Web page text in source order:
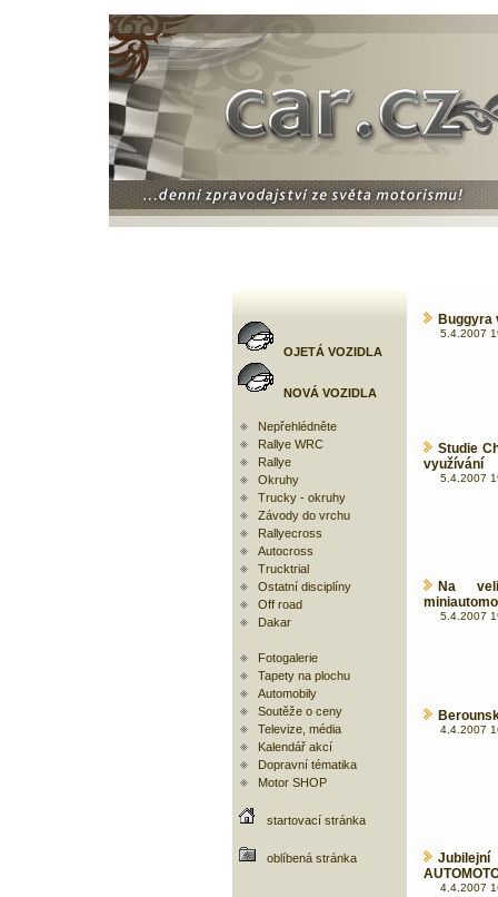
OJETÁ VOZIDLA
NOVÁ VOZIDLA
Nepřehlédněte
Rallye WRC
Rallye
Okruhy
Trucky - okruhy
Závody do vrchu
Rallyecross
Autocross
Trucktrial
Ostatní disciplíny
Off road
Dakar
Fotogalerie
Tapety na plochu
Automobily
Soutěže o ceny
Televize, média
Kalendář akcí
Dopravní tématika
Motor SHOP
startovací stránka
oblíbená stránka
Buggyra
5.4.2007
Studie
využívání
5.4.2007
Na
5.4.2007
4.4.2007
4.4.2007